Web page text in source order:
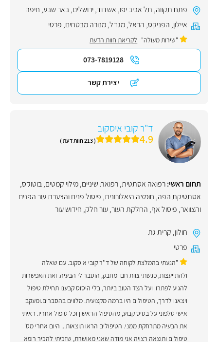
פתח תקווה, תל אביב יפו, אשדוד,ירושלים,באר שבע, חיפה
איילון, הפניקס, הראל,מגדל,מנורה מבטחים, פרטי
"שירות מעולה" לקריאת חוות הדעת
073-7819128
יצירת קשר
ד"ר קובי איסקוב
4.9 ( 213 חוות דעת )
תחום ראשי:רפואה אסתטית,רפואת שיניים,מילוי קמטים,בוטוקס,
אסתטיקת הפה, חומצה היאלורונית, פיסול פנים והצערת עור הפנים
והצוואר, פיסול אף, החלקת העור,עור חלק, חידוש עור
חולון, קרית גת
פרטי
"הגעתי בהמלצת לקוחה של ד''ר קובי איסקוב. עם שאלה
ולהתייעצות, פגשתי צוות חם ומחבק, הוסבר לי הבעיה. ואת האפשרות
להגיע לפתרון ועל הצד הטוב ביותר, בלי היסוס קבענו תחילת טיפול
ויצאנו לדרך, הטיפולים היו ברמה מקצועית. מלווים בהסברים.ומעקב
אישי טלפוני על בסיס קבוע, מהטיפול הראשון וכל טיפול אחריו. ראיתי
את הבעיה מתרחקת ממני. הטיפולים הראו תוצאות... היום אחרי מס'
טיפולים ותוצאה רצויה אני מודה שאני מאושרת, שזכיתי להכיר רופא